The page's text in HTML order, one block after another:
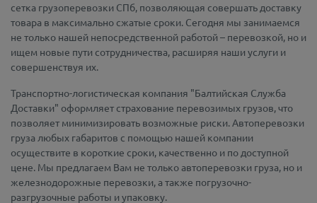
сетка грузоперевозки СПб, позволяющая совершать доставку
товара в максимально сжатые сроки. Сегодня мы занимаемся
не только нашей непосредственной работой – перевозкой, но и
ищем новые пути сотрудничества, расширяя наши услуги и
совершенствуя их.
Транспортно-логистическая компания "Балтийская Служба
Доставки" оформляет страхование перевозимых грузов, что
позволяет минимизировать возможные риски. Автоперевозки
груза любых габаритов с помощью нашей компании
осуществите в короткие сроки, качественно и по доступной
цене. Мы предлагаем Вам не только автоперевозки груза, но и
железнодорожные перевозки, а также погрузочно-
разгрузочные работы и упаковку.